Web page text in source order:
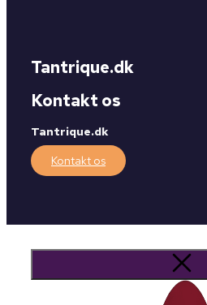
Tantrique.dk
Kontakt os
Tantrique.dk
Kontakt os